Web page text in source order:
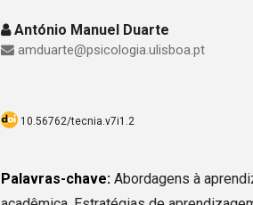
António Manuel Duarte
amduarte@psicologia.ulisboa.pt
10.56762/tecnia.v7i1.2
Palavras-chave:Abordagens à